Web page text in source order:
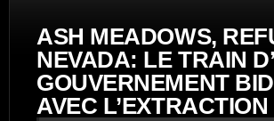
ASH MEADOWS,
NEVADA: LE TRAIN
GOUVERNEMENT
AVEC